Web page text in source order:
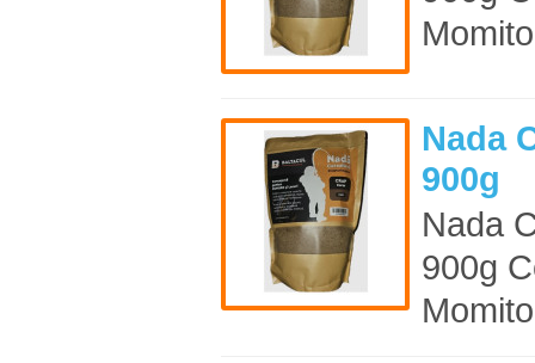
Nada
900g
Nada
900g